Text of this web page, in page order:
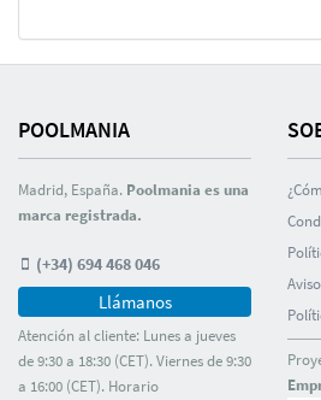
POOLMANIA
Madrid, España. Poolmania es una
marca registrada.
(+34) 694 468 046
Llámanos
Atención al cliente: Lunes a jueves
de 9:30 a 18:30 (CET). Viernes de 9:30
a 16:00 (CET). Horario